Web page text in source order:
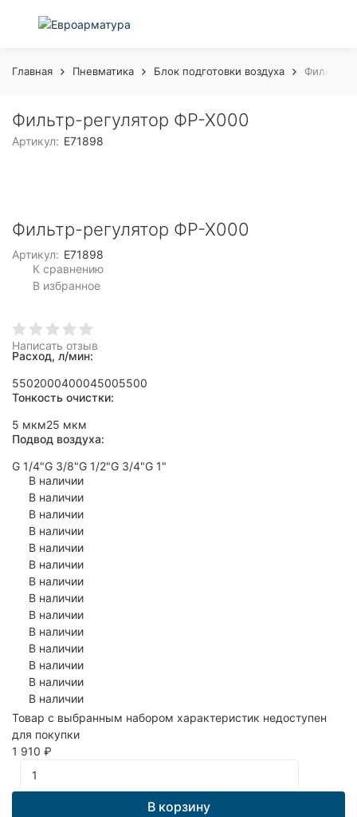
Главная Пневматика Блок подготовки воздуха Фильтр-
Фильтр-регулятор ФР-Х000
Артикул: E71898
Фильтр-регулятор ФР-Х000
Артикул: E71898
К сравнению
В избранное
Написать отзыв
Расход, л/мин:
5502000400045005500
Тонкость очистки:
5 мкм25 мкм
Подвод воздуха:
G 1/4"G 3/8"G 1/2"G 3/4"G 1"
В наличии
В наличии
В наличии
В наличии
В наличии
В наличии
В наличии
В наличии
В наличии
В наличии
В наличии
В наличии
В наличии
В наличии
Товар с выбранным набором характеристик недоступен
для покупки
1 910 ₽
В корзину